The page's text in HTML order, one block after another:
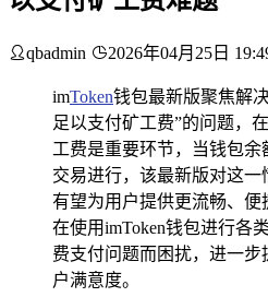
qbadmin 2026年04月25日
imToken钱包最新版聚焦解
足以支付矿工费”的问题，
工费是重要环节，当钱包
交易进行，该最新版对这一
有望为用户提供更流畅、便
在使用imToken钱包进行各
费支付问题而困扰，进一步
户满意度。